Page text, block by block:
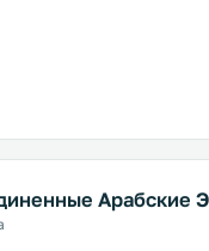
Арабские